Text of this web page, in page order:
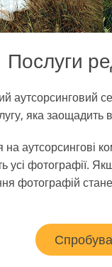
фото
виробів
Послуги
аутсорсинговий
яка заощадить
аутсорсингові
усі фотографії.
фотографій